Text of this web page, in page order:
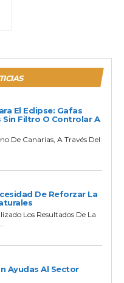
El Eclipse: Gafas
Sin Filtro O Controlar A
De Canarias, A Través Del
De Reforzar La
Los Resultados De La
Ayudas Al Sector